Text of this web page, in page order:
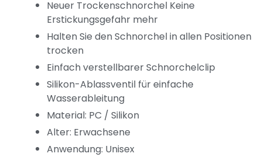
Neuer Trockenschnorchel Keine
Erstickungsgefahr mehr
Halten Sie den Schnorchel in allen Positionen
trocken
Einfach verstellbarer Schnorchelclip
Silikon-Ablassventil für einfache
Wasserableitung
Material: PC / Silikon
Alter: Erwachsene
Anwendung: Unisex